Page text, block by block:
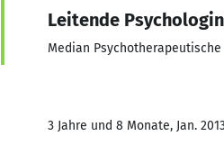
Leitende Psychologin
Median
3 Jahre und 8 Monate, Jan.